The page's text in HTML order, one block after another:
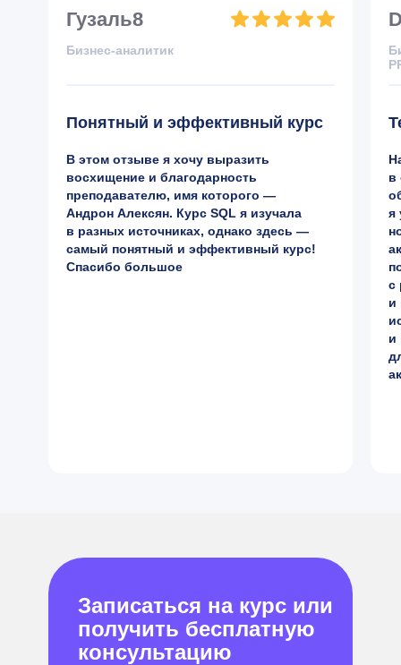
Гузаль8
Бизнес-аналитик
В этом отзыве я хочу выразить
восхищение и благодарность
преподавателю, имя которого —
Андрон Алексян. Курс SQL я изучала
в разных источниках, однако здесь —
самый понятный и эффективный курс!
Спасибо большое
Понятный и эффективный курс
в
я
с
и
и
Записаться на курс или
получить бесплатную
консультацию